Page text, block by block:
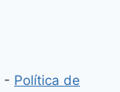
- Política de